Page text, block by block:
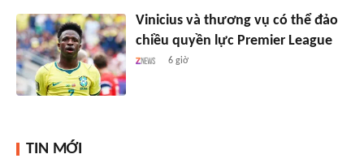
Vinicius và thương vụ có thể đảo
chiều quyền lực Premier League
6 giờ
TIN MỚI